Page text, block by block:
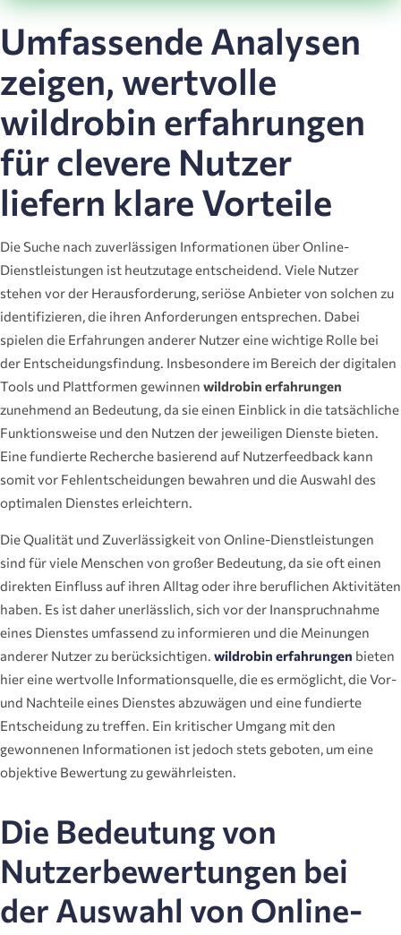
Umfassende Analysen
zeigen, wertvolle
wildrobin erfahrungen
für clevere Nutzer
liefern klare Vorteile
Die Suche nach zuverlässigen Informationen über Online-
Dienstleistungen ist heutzutage entscheidend. Viele Nutzer
stehen vor der Herausforderung, seriöse Anbieter von solchen zu
identifizieren, die ihren Anforderungen entsprechen. Dabei
spielen die Erfahrungen anderer Nutzer eine wichtige Rolle bei
der Entscheidungsfindung. Insbesondere im Bereich der digitalen
Tools und Plattformen gewinnen wildrobin erfahrungen
zunehmend an Bedeutung, da sie einen Einblick in die tatsächliche
Funktionsweise und den Nutzen der jeweiligen Dienste bieten.
Eine fundierte Recherche basierend auf Nutzerfeedback kann
somit vor Fehlentscheidungen bewahren und die Auswahl des
optimalen Dienstes erleichtern.
Die Qualität und Zuverlässigkeit von Online-Dienstleistungen
sind für viele Menschen von großer Bedeutung, da sie oft einen
direkten Einfluss auf ihren Alltag oder ihre beruflichen Aktivitäten
haben. Es ist daher unerlässlich, sich vor der Inanspruchnahme
eines Dienstes umfassend zu informieren und die Meinungen
anderer Nutzer zu berücksichtigen. wildrobin erfahrungen bieten
hier eine wertvolle Informationsquelle, die es ermöglicht, die Vor-
und Nachteile eines Dienstes abzuwägen und eine fundierte
Entscheidung zu treffen. Ein kritischer Umgang mit den
gewonnenen Informationen ist jedoch stets geboten, um eine
objektive Bewertung zu gewährleisten.
Die Bedeutung von
Nutzerbewertungen bei
der Auswahl von Online-